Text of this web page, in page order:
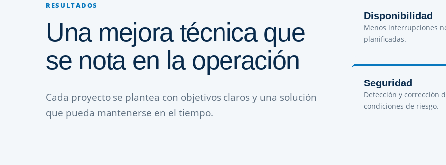
RESULTADOS
Una mejora técnica que
se nota en la operación
Cada proyecto se plantea con objetivos claros y una solución
que pueda mantenerse en el tiempo.
Disponibilidad
Menos interrupciones
planificadas.
Seguridad
Detección y corrección
condiciones de riesgo.